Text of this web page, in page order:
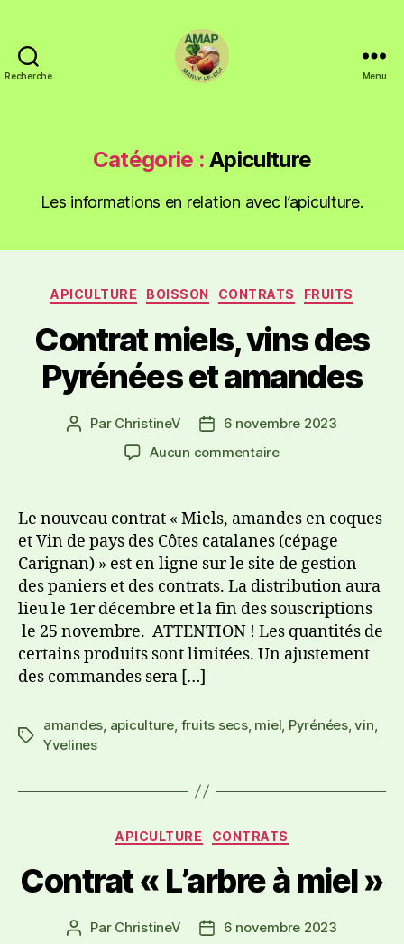
Recherche Menu
Catégorie : Apiculture
Les informations en relation avec l’apiculture.
APICULTURE BOISSON CONTRATS FRUITS
Contrat miels, vins des
Pyrénées et amandes
Par ChristineV
6 novembre 2023
Aucun commentaire
Le nouveau contrat « Miels, amandes en coques
et Vin de pays des Côtes catalanes (cépage
Carignan) » est en ligne sur le site de gestion
des paniers et des contrats. La distribution aura
lieu le 1er décembre et la fin des souscriptions
le 25 novembre. ATTENTION ! Les quantités de
certains produits sont limitées. Un ajustement
des commandes sera […]
amandes apiculture fruits secs, miel Pyrénées,vin
Yvelines
APICULTURE CONTRATS
Contrat « L’arbre à miel »
Par ChristineV
6 novembre 2023